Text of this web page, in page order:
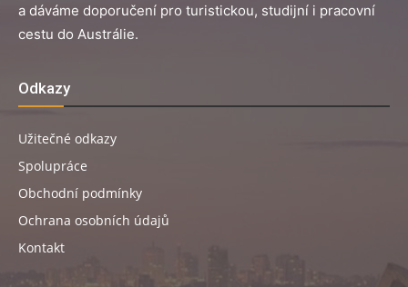
a dáváme doporučení pro turistickou, studijní i pracovní
cestu do Austrálie.
Odkazy
Užitečné odkazy
Spolupráce
Obchodní podmínky
Ochrana osobních údajů
Kontakt